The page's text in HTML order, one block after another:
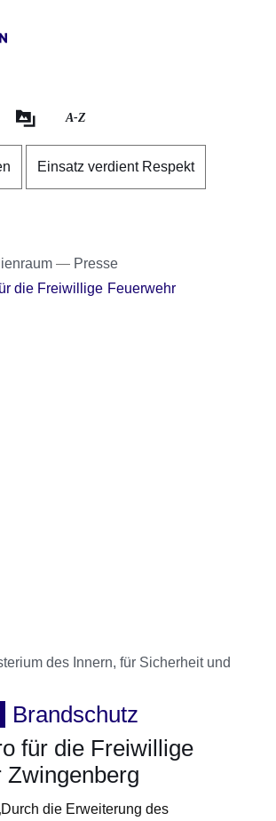
A-Z
Einsatz verdient Respekt
Presse
die Freiwillige Feuerwehr
des Innern, für Sicherheit und
Brandschutz
für die Freiwillige
Zwingenberg
die Erweiterung des